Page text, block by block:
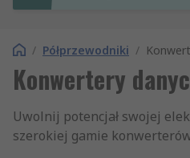
/ Półprzewodniki /
Konwertery
Uwolnij potencjał swojej
szerokiej gamie